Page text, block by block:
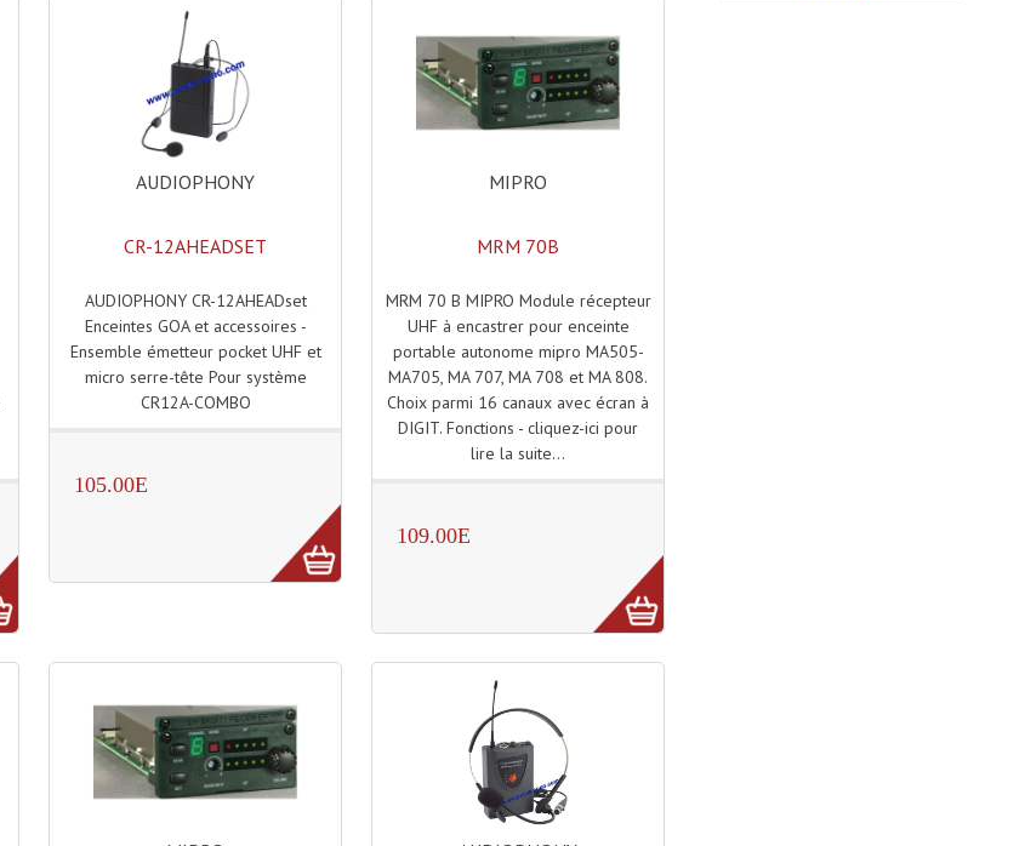
AUDIOPHONY
CR-12AHEADSET
AUDIOPHONY CR-12AHEADset
Enceintes GOA et accessoires -
Ensemble émetteur pocket UHF et
micro serre-tête Pour système
CR12A-COMBO
105.00E
MIPRO
MRM 70B
MRM 70 B MIPRO Module récepteur
UHF à encastrer pour enceinte
portable autonome mipro MA505-
MA705, MA 707, MA 708 et MA 808.
Choix parmi 16 canaux avec écran à
DIGIT. Fonctions - cliquez-ici pour
lire la suite...
109.00E